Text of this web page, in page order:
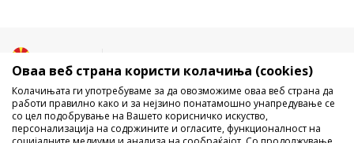
Оваа веб страна користи колачиња (cookies)
Колачињата ги употребуваме за да овозможиме оваа веб страна да
работи правилно како и за нејзино понатамошно унапредување се
со цел подобрување на Вашето корисничко искуство,
персонализација на содржините и огласите, функционалност на